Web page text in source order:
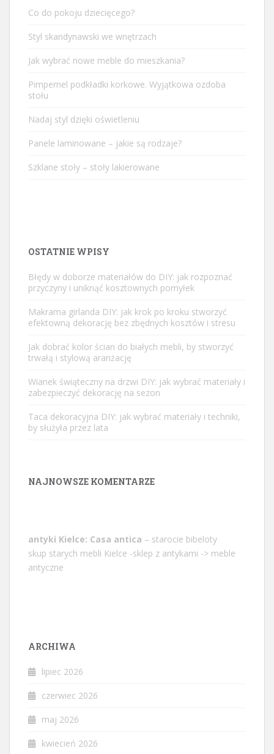
Co do pokoju dziecięcego?
Styl skandynawski we wnętrzach
Jak wybrać nowe meble do mieszkania?
Pimpernel podkładki korkowe. Wyjątkowa ozdoba
stołu
Nadaj styl dzięki oświetleniu
Panele laminowane – jakie są rodzaje?
Szklane stoły – stoły lakierowane
OSTATNIE WPISY
Błędy w doborze materiałów do DIY: jak rozpoznać
przyczyny i uniknąć kosztownych pomyłek
Makrama girlanda DIY: jak krok po kroku stworzyć
efektowną dekorację bez zbędnych kosztów i stresu
Jak dobrać kolor ścian do białych mebli, by stworzyć
trwałą i stylową aranżację
Wianek świąteczny na drzwi DIY: jak wybrać materiały i
zabezpieczyć dekorację na sezon
Taca dekoracyjna DIY: jak wybrać materiały i techniki,
by służyła przez lata
NAJNOWSZE KOMENTARZE
antyki Kielce: Casa antica – starocie bibeloty
skup starych mebli Kielce -sklep z antykami -> meble
antyczne
ARCHIWA
lipiec 2026
czerwiec 2026
maj 2026
kwiecień 2026